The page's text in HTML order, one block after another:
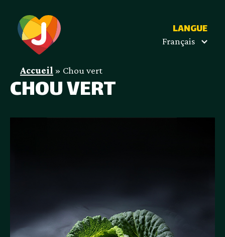
LANGUE
Français
Accueil» Chou vert
CHOU VERT